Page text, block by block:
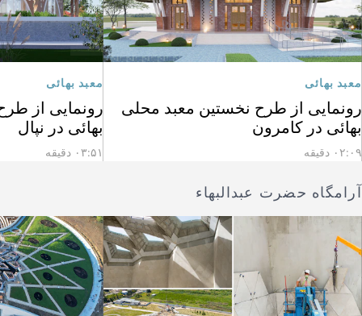
معبد بهائی
رونمایی از طرح نخستین معبد محلی
بهائی در کامرون
۰۲:۰۹ دقیقه
معبد بهائی
رونمایی از
بهائی در نپال
۰۳:۵۱ دقیقه
آرامگاه حضرت عبدالبهاء